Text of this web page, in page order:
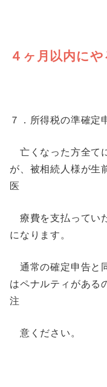
４ヶ月以内にや
７．所得税の準確定
亡くなった方全て
が、被相続人様が生
医
療費を支払ってい
になります。
通常の確定申告と
はペナルティがある
注
意ください。